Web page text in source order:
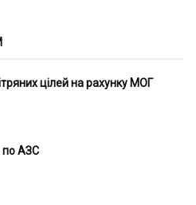
цілей на рахунку МОГ
по АЗС